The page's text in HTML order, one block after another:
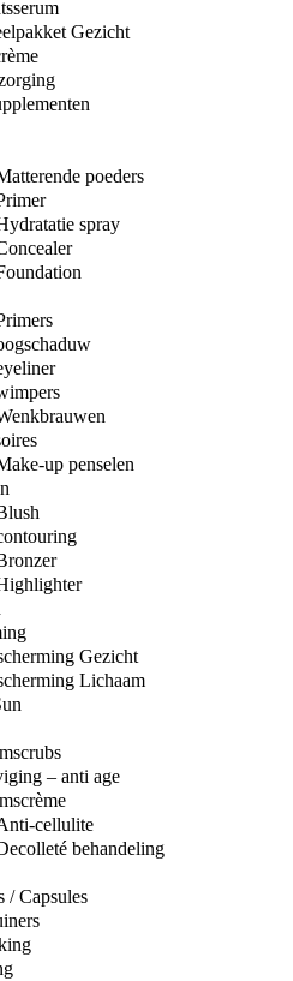
Gezicht
poeders
spray
up penselen
Gezicht
Lichaam
– anti age
cellulite
behandeling
/ Capsules